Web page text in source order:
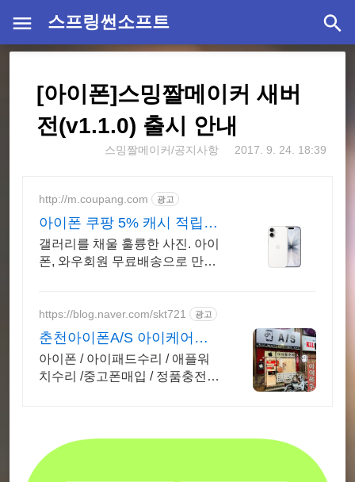
스프링썬소프트
[아이폰]스밍짤메이커 새버
전(v1.1.0) 출시 안내
스밍짤메이커/공지사항 2017. 9. 24. 18:39
http://m.coupang.com 광고
아이폰 쿠팡 5% 캐시 적립
혜택
갤러리를 채울 훌륭한 사진. 아이
폰, 와우회원 무료배송으로 만나
https://blog.naver.com/skt721 광고
춘천아이폰A/S 아이케어샵
정품 악세사리 판매
아이폰 / 아이패드수리 / 애플워
치수리 /중고폰매입 / 정품충전기